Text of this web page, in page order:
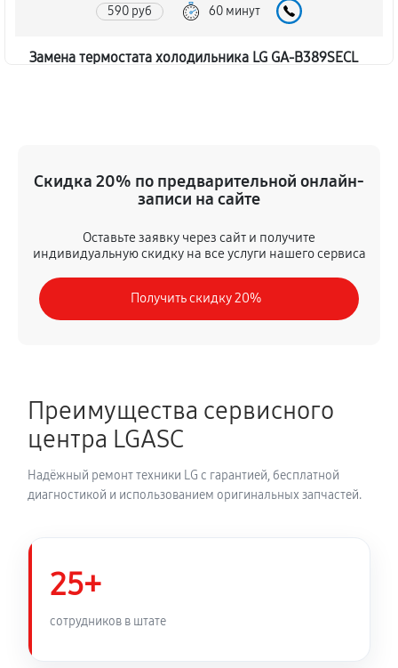
590 руб 60 минут
Замена термостата холодильника LG GA-B389SECL
Замена мотор-компрессора
60 минут
Ремонт испарителя холодильника LG GA-B389SECL
590 руб 60 минут
Устранение засора трубопровода
720 руб
Ремонт датчика морозильного отделения
Прочистка дренажной системы
Скидка 20% по предварительной онлайн-
записи на сайте
Оставьте заявку через сайт и получите
индивидуальную скидку на все услуги нашего сервиса
Получить скидку 20%
Преимущества сервисного
центра LGASC
Надёжный ремонт техники LG с гарантией, бесплатной
диагностикой и использованием оригинальных запчастей.
25+
сотрудников в штате